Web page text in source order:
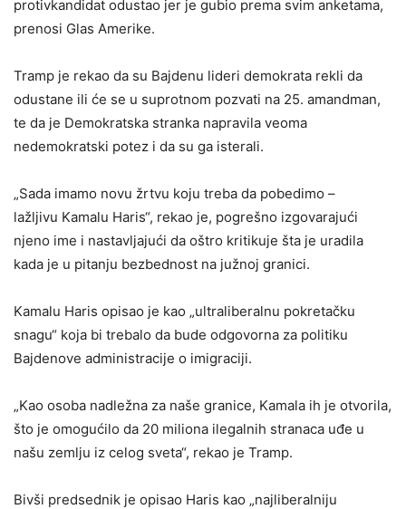
protivkandidat odustao jer je gubio prema svim anketama,
prenosi Glas Amerike.
Tramp je rekao da su Bajdenu lideri demokrata rekli da
odustane ili će se u suprotnom pozvati na 25. amandman,
te da je Demokratska stranka napravila veoma
nedemokratski potez i da su ga isterali.
„Sada imamo novu žrtvu koju treba da pobedimo –
lažljivu Kamalu Haris“, rekao je, pogrešno izgovarajući
njeno ime i nastavljajući da oštro kritikuje šta je uradila
kada je u pitanju bezbednost na južnoj granici.
Kamalu Haris opisao je kao „ultraliberalnu pokretačku
snagu“ koja bi trebalo da bude odgovorna za politiku
Bajdenove administracije o imigraciji.
„Kao osoba nadležna za naše granice, Kamala ih je otvorila,
što je omogućilo da 20 miliona ilegalnih stranaca uđe u
našu zemlju iz celog sveta“, rekao je Tramp.
Bivši predsednik je opisao Haris kao „najliberalniju